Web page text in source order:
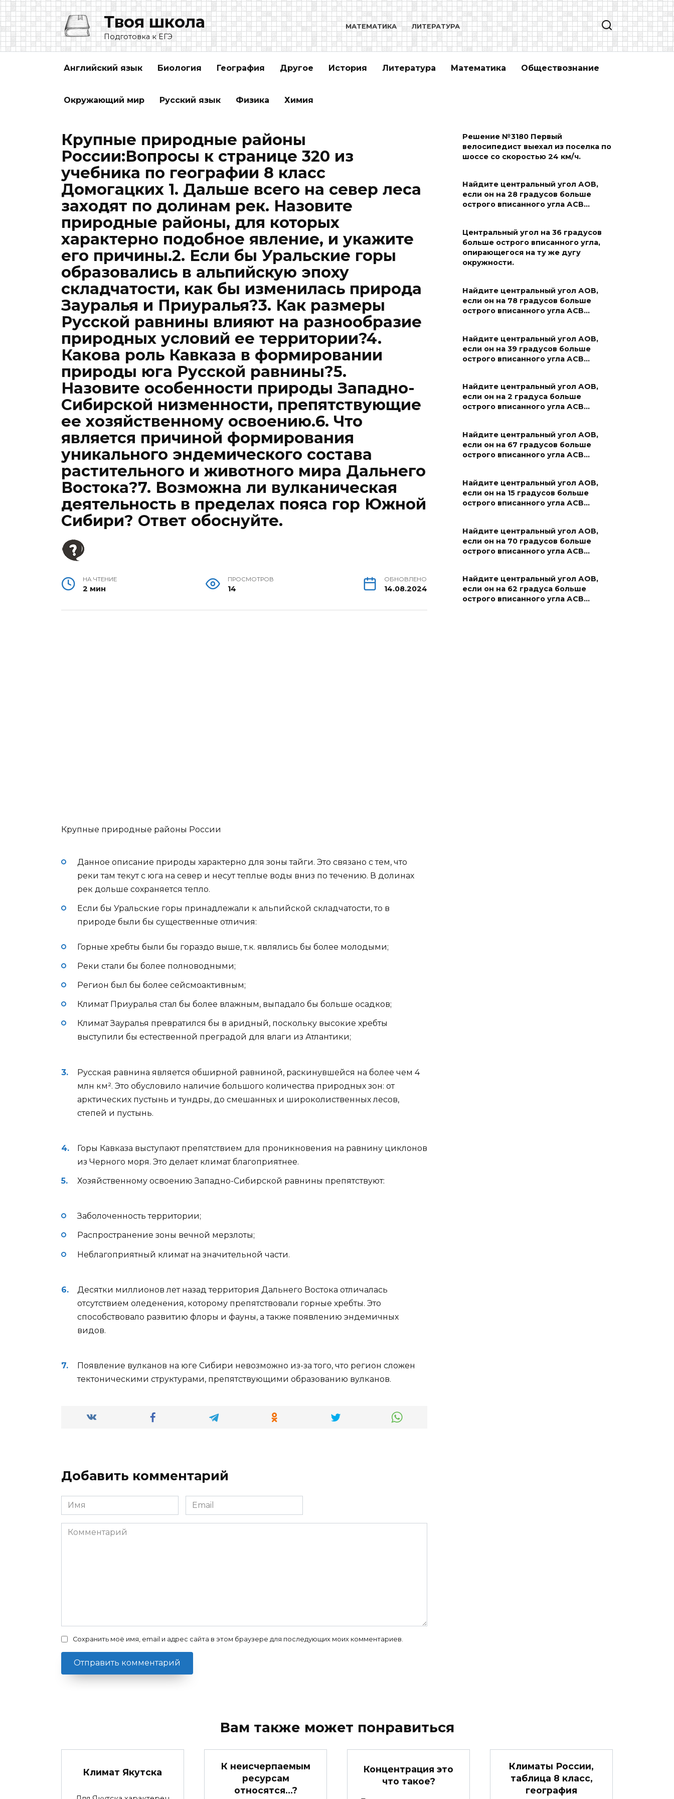
Перейти
к
содержанию
Твоя школа
Подготовка к ЕГЭ
МАТЕМАТИКА ЛИТЕРАТУРА
Английский язык Биология География Другое История Литература Математика Обществознание
Окружающий мир Русский язык Физика Химия
Крупные природные районы
России:Вопросы к странице 320 из
учебника по географии 8 класс
Домогацких 1. Дальше всего на север леса
заходят по долинам рек. Назовите
природные районы, для которых
характерно подобное явление, и укажите
его причины.2. Если бы Уральские горы
образовались в альпийскую эпоху
складчатости, как бы изменилась природа
Зауралья и Приуралья?3. Как размеры
Русской равнины влияют на разнообразие
природных условий ее территории?4.
Какова роль Кавказа в формировании
природы юга Русской равнины?5.
Назовите особенности природы Западно-
Сибирской низменности, препятствующие
ее хозяйственному освоению.6. Что
является причиной формирования
уникального эндемического состава
растительного и животного мира Дальнего
Востока?7. Возможна ли вулканическая
деятельность в пределах пояса гор Южной
Сибири? Ответ обоснуйте.
НА ЧТЕНИЕ
2 мин
ПРОСМОТРОВ
14
ОБНОВЛЕНО
14.08.2024
Крупные природные районы России
Данное описание природы характерно для зоны тайги. Это связано с тем, что
реки там текут с юга на север и несут теплые воды вниз по течению. В долинах
рек дольше сохраняется тепло.
Если бы Уральские горы принадлежали к альпийской складчатости, то в
природе были бы существенные отличия:
Горные хребты были бы гораздо выше, т.к. являлись бы более молодыми;
Реки стали бы более полноводными;
Регион был бы более сейсмоактивным;
Климат Приуралья стал бы более влажным, выпадало бы больше осадков;
Климат Зауралья превратился бы в аридный, поскольку высокие хребты
выступили бы естественной преградой для влаги из Атлантики;
Русская равнина является обширной равниной, раскинувшейся на более чем 4
млн км². Это обусловило наличие большого количества природных зон: от
арктических пустынь и тундры, до смешанных и широколиственных лесов,
степей и пустынь.
Горы Кавказа выступают препятствием для проникновения на равнину циклонов
из Черного моря. Это делает климат благоприятнее.
Хозяйственному освоению Западно-Сибирской равнины препятствуют:
Заболоченность территории;
Распространение зоны вечной мерзлоты;
Неблагоприятный климат на значительной части.
Десятки миллионов лет назад территория Дальнего Востока отличалась
отсутствием оледенения, которому препятствовали горные хребты. Это
способствовало развитию флоры и фауны, а также появлению эндемичных
видов.
Появление вулканов на юге Сибири невозможно из-за того, что регион сложен
тектоническими структурами, препятствующими образованию вулканов.
Добавить комментарий
Имя
*
Email
*
Комментарий
Сохранить моё имя, email и адрес сайта в этом браузере для последующих моих комментариев.
Решение №3180 Первый
велосипедист выехал из поселка по
шоссе со скоростью 24 км/ч.
Найдите центральный угол АОВ,
если он на 28 градусов больше
острого вписанного угла АСВ…
Центральный угол на 36 градусов
больше острого вписанного угла,
опирающегося на ту же дугу
окружности.
Найдите центральный угол АОВ,
если он на 78 градусов больше
острого вписанного угла АСВ…
Найдите центральный угол АОВ,
если он на 39 градусов больше
острого вписанного угла АСВ…
Найдите центральный угол АОВ,
если он на 2 градуса больше
острого вписанного угла АСВ…
Найдите центральный угол АОВ,
если он на 67 градусов больше
острого вписанного угла АСВ…
Найдите центральный угол АОВ,
если он на 15 градусов больше
острого вписанного угла АСВ…
Найдите центральный угол АОВ,
если он на 70 градусов больше
острого вписанного угла АСВ…
Найдите центральный угол АОВ,
если он на 62 градуса больше
острого вписанного угла АСВ…
Вам также может понравиться
Климат Якутска
К неисчерпаемым
ресурсам
относятся…?
Концентрация это
что такое?
Климаты России,
таблица 8 класс,
география